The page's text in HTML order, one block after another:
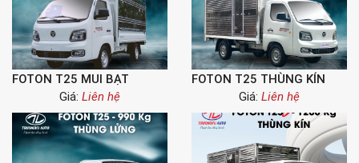
FOTON T25 MUI BẠT
Giá: Liên hệ
FOTON T25 THÙNG KÍN
Giá: Liên hệ